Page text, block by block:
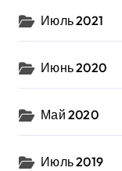
Июль 2021
Июнь 2020
Май 2020
Июль 2019